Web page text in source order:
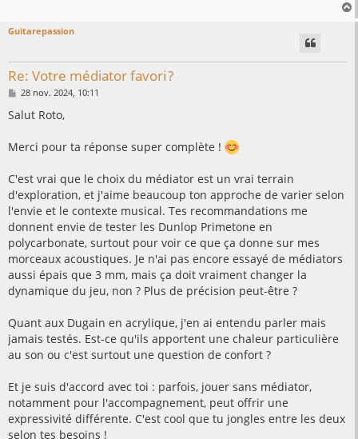
Guitarepassion
Re: Votre médiator favori ?
M
s
s
g
e
28 nov. 2024, 10:11
Salut Roto,
Merci pour ta réponse super complète !
C'est vrai que le choix du médiator est un vrai terrain
d'exploration, et j'aime beaucoup ton approche de varier selon
l'envie et le contexte musical. Tes recommandations me
donnent envie de tester les Dunlop Primetone en
polycarbonate, surtout pour voir ce que ça donne sur mes
morceaux acoustiques. Je n'ai pas encore essayé de médiators
aussi épais que 3 mm, mais ça doit vraiment changer la
dynamique du jeu, non ? Plus de précision peut-être ?
Quant aux Dugain en acrylique, j'en ai entendu parler mais
jamais testés. Est-ce qu'ils apportent une chaleur particulière
au son ou c'est surtout une question de confort ?
Et je suis d'accord avec toi : parfois, jouer sans médiator,
notamment pour l'accompagnement, peut offrir une
expressivité différente. C'est cool que tu jongles entre les deux
selon tes besoins !